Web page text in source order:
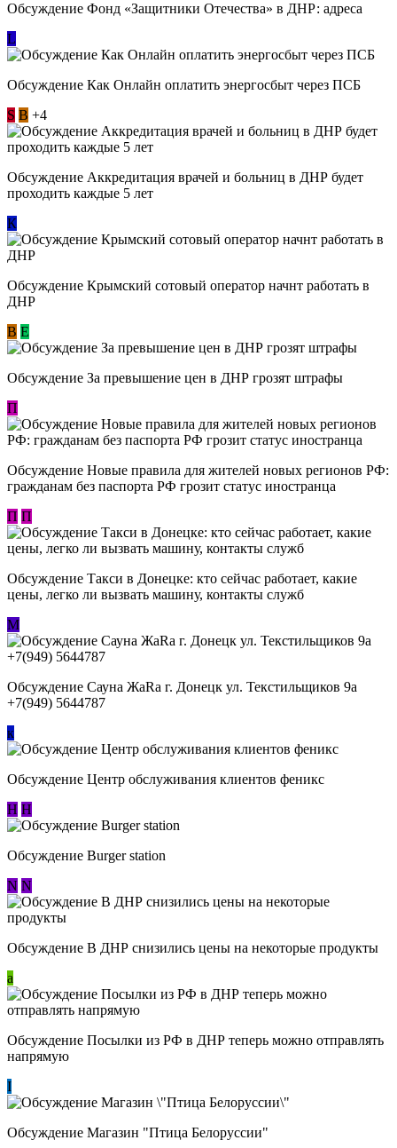
Обсуждение Фонд «Защитники Отечества» в ДНР: адреса
L
Обсуждение ​Как Онлайн оплатить энергосбыт через ПСБ
S В +4
Обсуждение Аккредитация врачей и больниц в ДНР будет
проходить каждые 5 лет
К
Обсуждение Крымский сотовый оператор начнт работать в
ДНР
В E
Обсуждение За превышение цен в ДНР грозят штрафы
П
Обсуждение Новые правила для жителей новых регионов РФ:
гражданам без паспорта РФ грозит статус иностранца
П П
Обсуждение ​Такси в Донецке: кто сейчас работает, какие
цены, легко ли вызвать машину, контакты служб
М
Обсуждение Сауна ЖаRa г. Донецк ул. Текстильщиков 9а
+7(949) 5644787
к
Обсуждение Центр обслуживания клиентов феникс
Н Н
Обсуждение Burger station
N N
Обсуждение В ДНР снизились цены на некоторые продукты
a
Обсуждение Посылки из РФ в ДНР теперь можно отправлять
напрямую
I
Обсуждение Магазин "Птица Белоруссии"